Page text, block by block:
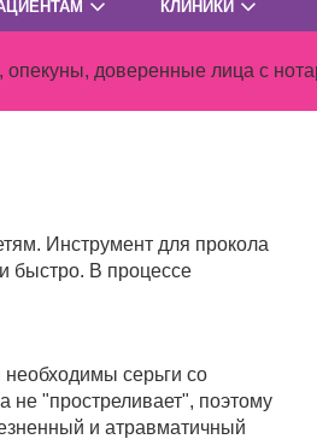
КЛИНИКИ
доверенные лица с
Инструмент для прокола
быстро. В процессе
необходимы серьги со
"простреливает", поэтому
и атравматичный